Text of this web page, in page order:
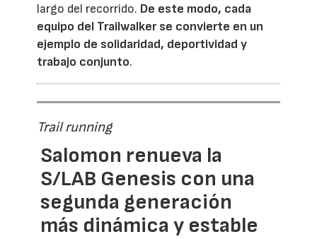
largo del recorrido. De este modo, cada
equipo del Trailwalker se convierte en un
ejemplo de solidaridad, deportividad y
trabajo conjunto.
Trail running
Salomon renueva la
S/LAB Genesis con una
segunda generación
más dinámica y estable